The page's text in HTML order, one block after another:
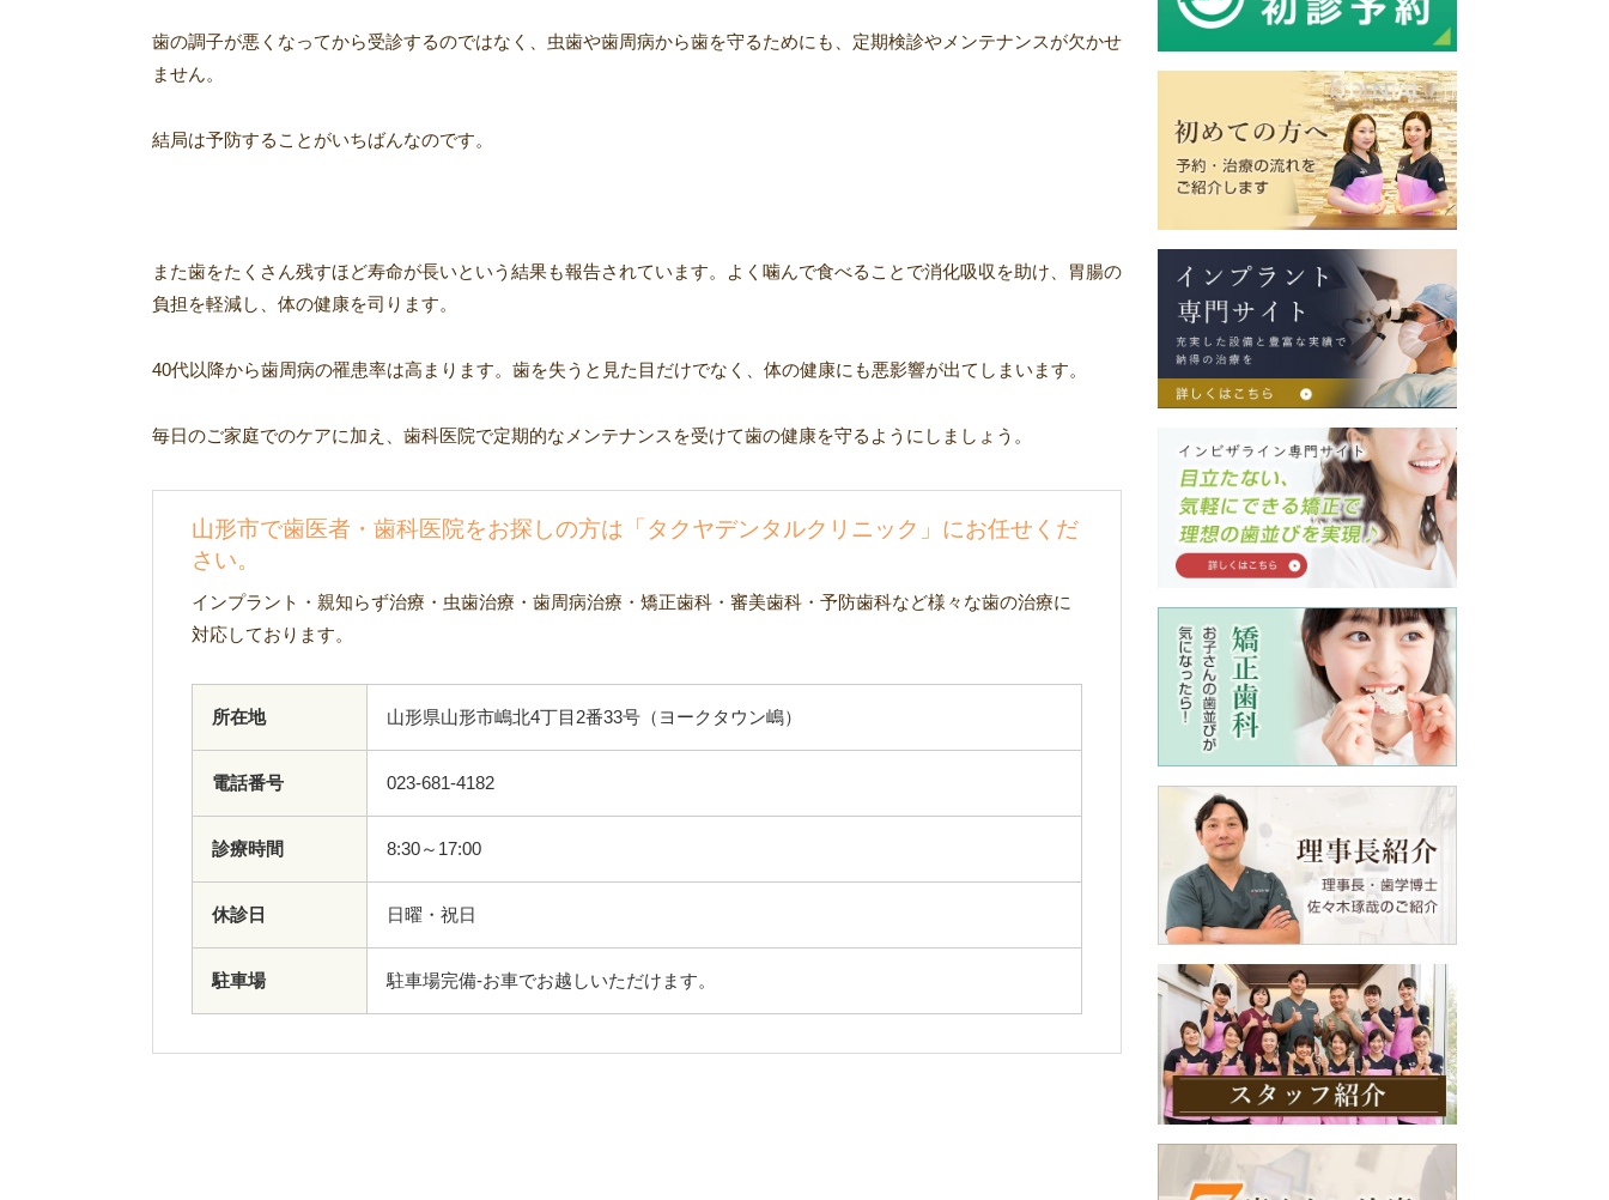
歯の調子が悪くなってから受診するのではなく、虫歯や歯周病から歯を守るためにも、定期検診やメンテナンスが欠かせ
ません。
結局は予防することがいちばんなのです。
また歯をたくさん残すほど寿命が長いという結果も報告されています。よく噛んで食べることで消化吸収を助け、胃腸の
負担を軽減し、体の健康を司ります。
40代以降から歯周病の罹患率は高まります。歯を失うと見た目だけでなく、体の健康にも悪影響が出てしまいます。
毎日のご家庭でのケアに加え、歯科医院で定期的なメンテナンスを受けて歯の健康を守るようにしましょう。
山形市で歯医者・歯科医院をお探しの方は「タクヤデンタルクリニック」にお任せくだ
さい。
インプラント・親知らず治療・虫歯治療・歯周病治療・矯正歯科・審美歯科・予防歯科など様々な歯の治療に
対応しております。
所在地 山形県山形市嶋北4丁目2番33号（ヨークタウン嶋）
電話番号 023-681-4182
診療時間 8:30～17:00
休診日 日曜・祝日
駐車場 駐車場完備-お車でお越しいただけます。